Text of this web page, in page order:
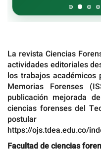
La revista Ciencias
actividades editoriales
los trabajos académicos
Memorias Forenses
publicación mejorada
ciencias forenses del
postular
https://ojs.tdea.edu.co/
Facultad de ciencias